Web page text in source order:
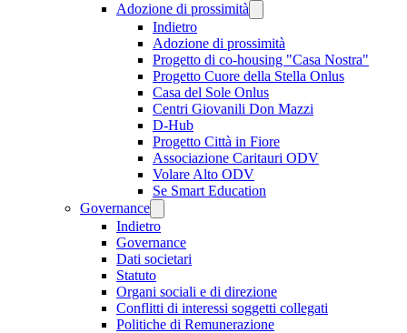
Adozione di prossimità
Indietro
Adozione di prossimità
Progetto di co-housing "Casa Nostra"
Progetto Cuore della Stella Onlus
Casa del Sole Onlus
Centri Giovanili Don Mazzi
D-Hub
Progetto Città in Fiore
Associazione Caritauri ODV
Volare Alto ODV
Se Smart Education
Governance
Indietro
Governance
Dati societari
Statuto
Organi sociali e di direzione
Conflitti di interessi soggetti collegati
Politiche di Remunerazione